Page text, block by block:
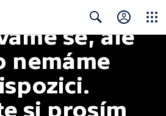
Search
se, ale
nemáme
si prosím